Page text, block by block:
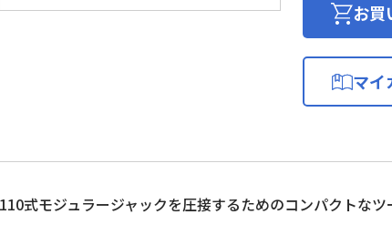
イ
B
お買
マイ
110式モジュラージャックを圧接するためのコンパクトなツ